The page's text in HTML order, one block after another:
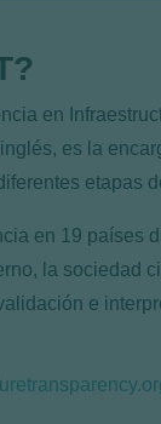
en
es la
etapas
en 19 países
la sociedad
e